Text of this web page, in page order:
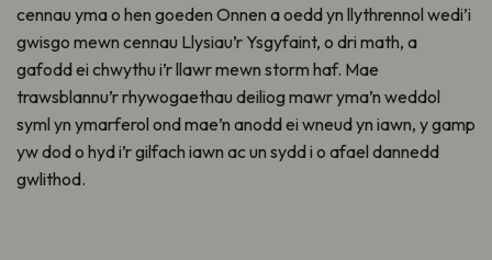
cennau yma o hen goeden Onnen a oedd yn llythrennol wedi’i
gwisgo mewn cennau Llysiau’r Ysgyfaint, o dri math, a
gafodd ei chwythu i’r llawr mewn storm haf. Mae
trawsblannu’r rhywogaethau deiliog mawr yma’n weddol
syml yn ymarferol ond mae’n anodd ei wneud yn iawn, y gamp
yw dod o hyd i’r gilfach iawn ac un sydd i o afael dannedd
gwlithod.